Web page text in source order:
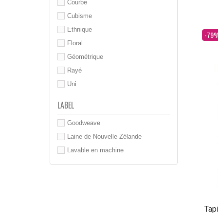
Courbe
Cubisme
Ethnique
Floral
Géométrique
Rayé
Uni
LABEL
Goodweave
Laine de Nouvelle-Zélande
Lavable en machine
-
Dès